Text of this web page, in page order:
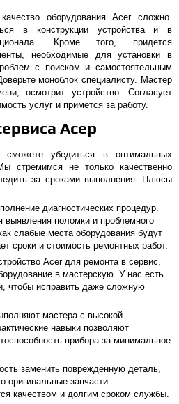
оборудования Аcer сложно.
в конструкции устройства и в
Кроме того, придется
необходимые для установки в
с поиском и самостоятельным
моноблок специалисту. Мастер
осмотрит устройство. Согласует
услуг и примется за работу.
Асер
убедиться в оптимальных
стремимся не только качественно
за сроками выполнения. Плюсы
диагностических процедур.
выявления поломки и проблемного
слабые места оборудования будут
сроки и стоимость ремонтных работ.
Аcer для ремонта в сервис,
в мастерскую. У нас есть
чтобы исправить даже сложную
мастера с высокой
навыки позволяют
прибора за минимальное
заменить поврежденную деталь,
оригинальные запчасти.
качеством и долгим сроком службы.